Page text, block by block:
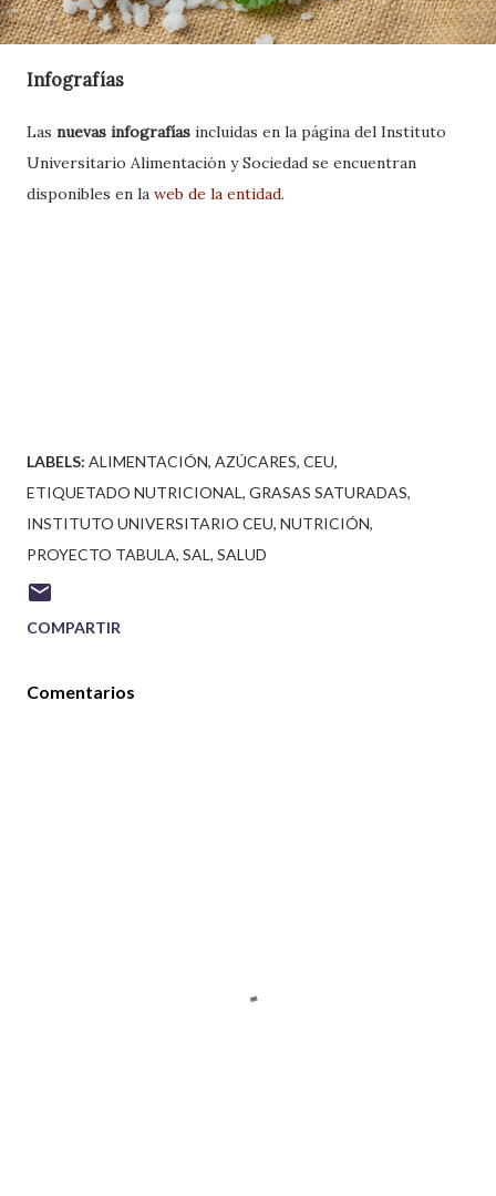
Infografías
Las nuevas infografías incluidas en la página del Instituto
Universitario Alimentación y Sociedad se encuentran
disponibles en la web de la entidad.
LABELS: ALIMENTACIÓN AZÚCARES CEU
ETIQUETADO NUTRICIONAL GRASAS SATURADAS
INSTITUTO UNIVERSITARIO CEU NUTRICIÓN
PROYECTO TABULA SAL SALUD
COMPARTIR
Comentarios